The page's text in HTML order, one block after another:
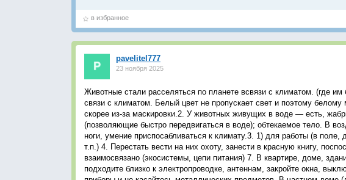
в избранное
pavelitel777
23 ноября 2025
Животные стали расселяться по планете всвязи с климатом. (где
связи с климатом. Белый цвет не пропускает свет и поэтому
скорее из-за маскировки.2. У животных живущих в воде — есть,
(позволяющие быстро передвигаться в воде); обтекаемое тело. В
ноги, умение приспосабливаться к климату.3. 1) для работы (в
т.п.) 4. Перестать вести на них охоту, занести в красную книгу,
взаимосвязано (экосистемы, цепи питания) 7. В квартире, доме,
подходите близко к электропроводке, антеннам, закройте окна,